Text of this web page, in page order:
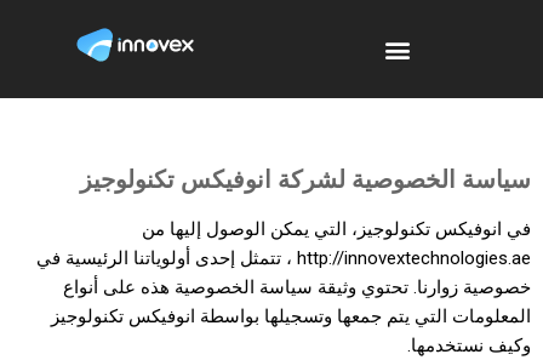
سياسة الخصوصية لشركة انوفيكس تكنولوجيز
في انوفيكس تكنولوجيز، التي يمكن الوصول إليها من
http://innovextechnologies.ae ، تتمثل إحدى أولوياتنا الرئيسية في
خصوصية زوارنا. تحتوي وثيقة سياسة الخصوصية هذه على أنواع
المعلومات التي يتم جمعها وتسجيلها بواسطة انوفيكس تكنولوجيز
وكيف نستخدمها.